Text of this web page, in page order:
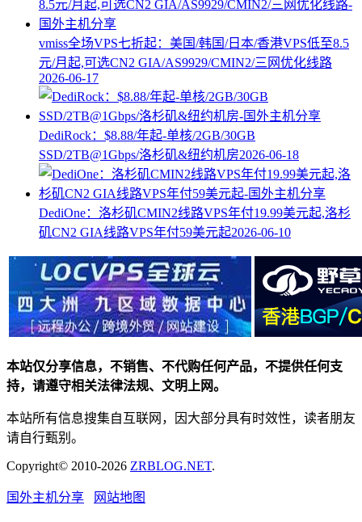
vmiss全场VPS七折起：美国/韩国/日本/香港VPS低至8.5
元/月起,可选CN2 GIA/AS9929/CMIN2/三网优化线路
2026-06-17
DediRock：$8.88/年起-单核/2GB/30GB
SSD/2TB@1Gbps/洛杉矶&纽约机房2026-06-18
DediOne：洛杉矶CMIN2线路VPS年付19.99美元起,洛杉
矶CN2 GIA线路VPS年付59美元起2026-06-10
本站仅分享信息，不销售、不代购任何产品，不提供任何支
持，请遵守相关法律法规、文明上网。
本站所有信息搜集自互联网，因大部分具有时效性，读者朋友
请自行甄别。
Copyright© 2010-2026 ZRBLOG.NET.
国外主机分享 网站地图